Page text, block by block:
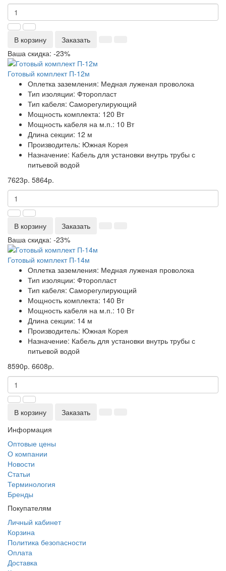
В корзину
Заказать
Ваша скидка: -23%
Готовый комплект П-12м
Оплетка заземления: Медная луженая проволока
Тип изоляции: Фторопласт
Тип кабеля: Саморегулирующий
Мощность комплекта: 120 Вт
Мощность кабеля на м.п.: 10 Вт
Длина секции: 12 м
Производитель: Южная Корея
Назначение: Кабель для установки внутрь трубы с
питьевой водой
7623р. 5864р.
В корзину
Заказать
Ваша скидка: -23%
Готовый комплект П-14м
Оплетка заземления: Медная луженая проволока
Тип изоляции: Фторопласт
Тип кабеля: Саморегулирующий
Мощность комплекта: 140 Вт
Мощность кабеля на м.п.: 10 Вт
Длина секции: 14 м
Производитель: Южная Корея
Назначение: Кабель для установки внутрь трубы с
питьевой водой
8590р. 6608р.
В корзину
Заказать
Информация
Оптовые цены
О компании
Новости
Статьи
Терминология
Бренды
Покупателям
Личный кабинет
Корзина
Политика безопасности
Оплата
Доставка